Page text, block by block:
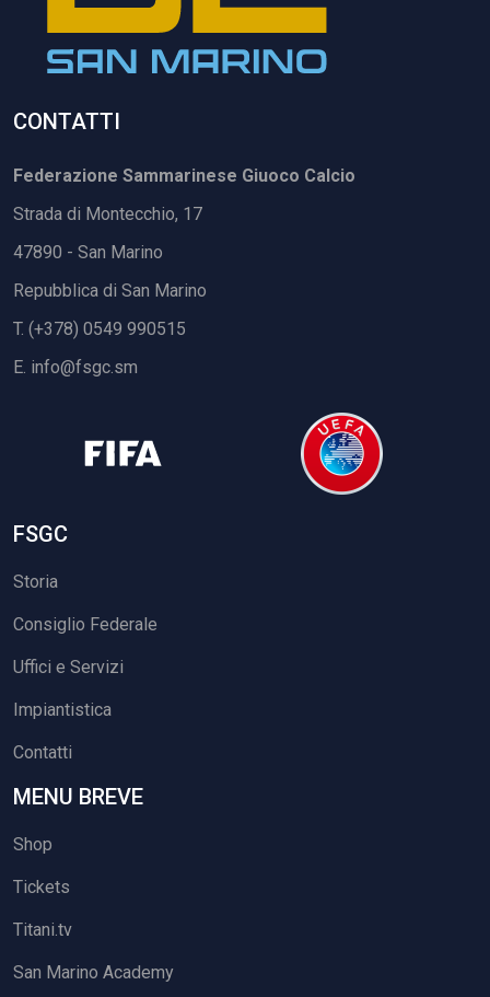
CONTATTI
Federazione Sammarinese Giuoco Calcio
Strada di Montecchio, 17
47890 - San Marino
Repubblica di San Marino
T. (+378) 0549 990515
E. info@fsgc.sm
FSGC
Storia
Consiglio Federale
Uffici e Servizi
Impiantistica
Contatti
MENU BREVE
Shop
Tickets
Titani.tv
San Marino Academy